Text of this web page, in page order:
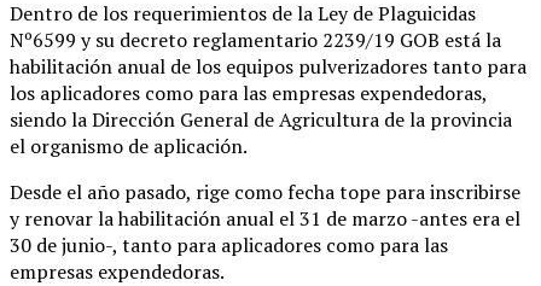
Dentro de los requerimientos de la Ley de Plaguicidas
Nº6599 y su decreto reglamentario 2239/19 GOB está la
habilitación anual de los equipos pulverizadores tanto para
los aplicadores como para las empresas expendedoras,
siendo la Dirección General de Agricultura de la provincia
el organismo de aplicación.
Desde el año pasado, rige como fecha tope para inscribirse
y renovar la habilitación anual el 31 de marzo -antes era el
30 de junio-, tanto para aplicadores como para las
empresas expendedoras.